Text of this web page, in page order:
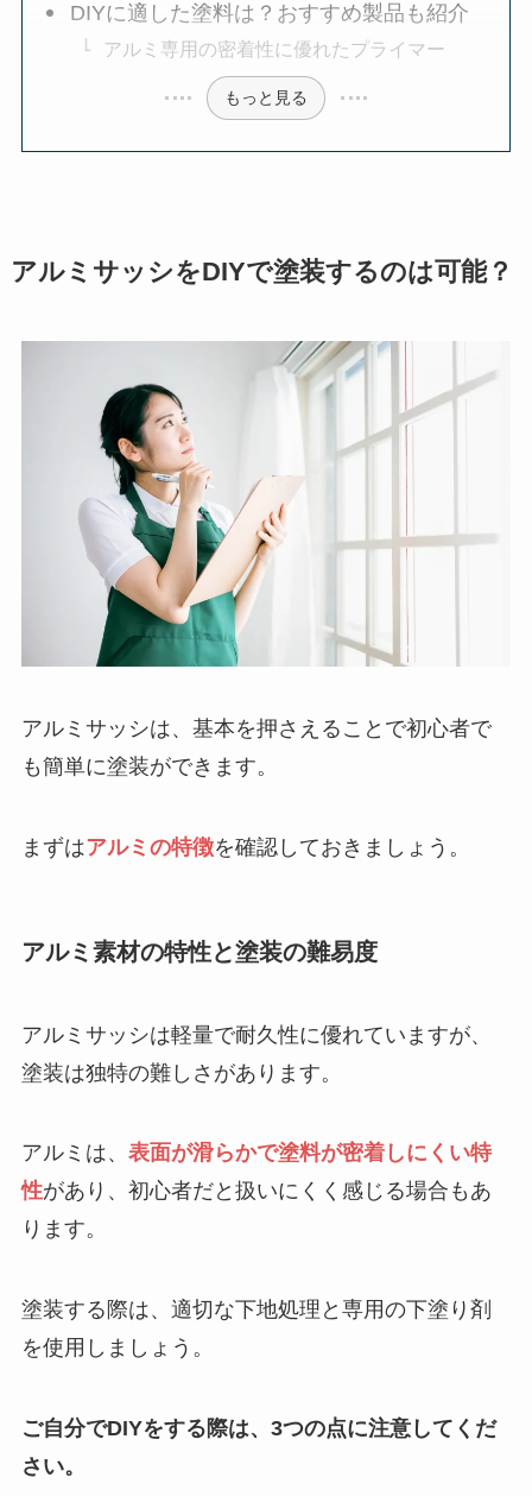
DIYに適した塗料は？おすすめ製品も紹介
アルミ専用の密着性に優れたプライマー
もっと見る
アルミサッシをDIYで塗装するのは可能？
アルミサッシは、基本を押さえることで初心者で
も簡単に塗装ができます。
まずはアルミの特徴を確認しておきましょう。
アルミ素材の特性と塗装の難易度
アルミサッシは軽量で耐久性に優れていますが、
塗装は独特の難しさがあります。
アルミは、 表面が滑らかで塗料が密着しにくい特
性があり、初心者だと扱いにくく感じる場合もあ
ります。
塗装する際は、適切な下地処理と専用の下塗り剤
を使用しましょう。
ご自分でDIYをする際は、3つの点に注意してくだ
さい。